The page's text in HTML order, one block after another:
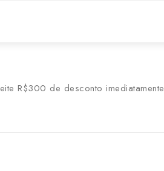
R$300 de desconto imediatamente